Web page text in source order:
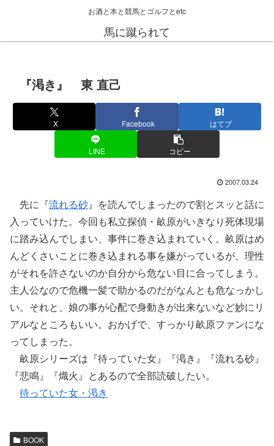
お酒と本と競馬とゴルフとetc
馬に蹴られて
『渇き』 東 直己
X Facebook はてブ
LINE コピー
2007.03.24
先に『流れる砂』を読んでしまったので割とスッと話に
入っていけた。今回も私立探偵・畝原がいきなり死体現場
に踏み込んでしまい、事件に巻き込まれていく。畝原はめ
んどくさいことに巻き込まれる事を嫌がっているが、理性
がそれを許さないのか自分から危ない目に合ってしまう。
主人公なので危機一髪で助かるのだがなんとも危なっかし
い。それと、娘の事が心配で身動きが出来ないなど妙にリ
アルなところもいい。おかげで、すっかり畝原ファンにな
ってしまった。
畝原シリーズは『待っていた女』『渇き』『流れる砂』
『悲鳴』『熾火』とあるので全部読破したい。
待っていた女・渇き
BOOK